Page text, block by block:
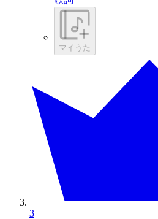
マイうた
3